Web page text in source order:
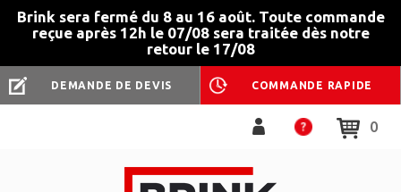
Brink sera fermé du 8 au 16 août. Toute commande
reçue après 12h le 07/08 sera traitée dès notre
retour le 17/08
DEMANDE DE DEVIS COMMANDE RAPIDE
0